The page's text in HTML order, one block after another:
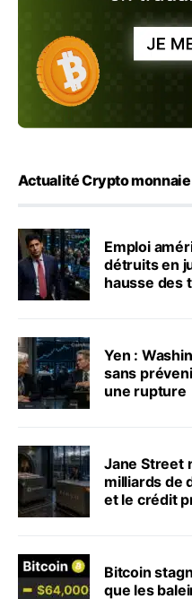
Actualité Crypto monnaie
Emploi
détruits en
hausse des
Yen :
sans
une rupture
Jane Street
milliards de
et le crédit
Bitcoin
que les